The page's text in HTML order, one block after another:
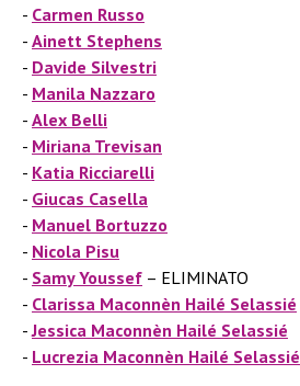
Carmen Russo
Ainett Stephens
Davide Silvestri
Manila Nazzaro
Alex Belli
Miriana Trevisan
Katia Ricciarelli
Giucas Casella
Manuel Bortuzzo
Nicola Pisu
Samy Youssef – ELIMINATO
Clarissa Maconnèn Hailé Selassié
Jessica Maconnèn Hailé Selassié
Lucrezia Maconnèn Hailé Selassié